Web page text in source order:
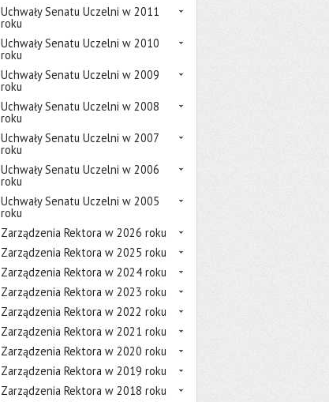
Uchwały Senatu Uczelni w 2011
roku
Uchwały Senatu Uczelni w 2010
roku
Uchwały Senatu Uczelni w 2009
roku
Uchwały Senatu Uczelni w 2008
roku
Uchwały Senatu Uczelni w 2007
roku
Uchwały Senatu Uczelni w 2006
roku
Uchwały Senatu Uczelni w 2005
roku
Zarządzenia Rektora w 2026 roku
Zarządzenia Rektora w 2025 roku
Zarządzenia Rektora w 2024 roku
Zarządzenia Rektora w 2023 roku
Zarządzenia Rektora w 2022 roku
Zarządzenia Rektora w 2021 roku
Zarządzenia Rektora w 2020 roku
Zarządzenia Rektora w 2019 roku
Zarządzenia Rektora w 2018 roku